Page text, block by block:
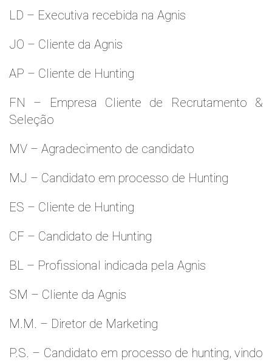
LD – Executiva recebida na Agnis
JO – Cliente da Agnis
AP – Cliente de Hunting
FN – Empresa Cliente de Recrutamento &
Seleção
MV – Agradecimento de candidato
MJ – Candidato em processo de Hunting
ES – Cliente de Hunting
CF – Candidato de Hunting
BL – Profissional indicada pela Agnis
SM – Cliente da Agnis
M.M. – Diretor de Marketing
P.S. – Candidato em processo de hunting, vindo